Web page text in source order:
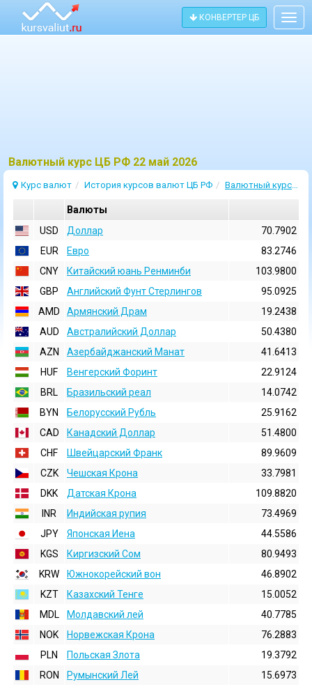
КОНВЕРТЕР ЦБ
Bалютный курс ЦБ РФ 22 май 2026
Курс валют История курсов валют ЦБ РФ Валютный курс 22 Май 2026
Валюты
USD
Доллар
70.7902
EUR
Евро
83.2746
CNY
Китайский юань Ренминби
103.9800
GBP
Английский Фунт Стерлингов
95.0925
AMD
Армянский Драм
19.2438
AUD
Австралийский Доллар
50.4380
AZN
Азербайджанский Манат
41.6413
HUF
Венгерский Форинт
22.9124
BRL
Бразильский реал
14.0742
BYN
Белорусский Рубль
25.9162
CAD
Канадский Доллар
51.4800
CHF
Швейцарский Франк
89.9609
CZK
Чешская Крона
33.7981
DKK
Датская Крона
109.8820
INR
Индийская pупия
73.4969
JPY
Японская Иена
44.5586
KGS
Киргизский Сом
80.9493
KRW
Южнокорейский вон
46.8902
KZT
Казахский Тенге
15.0052
MDL
Молдавский лей
40.7785
NOK
Норвежская Крона
76.2883
PLN
Польская Злота
19.3792
RON
Румынский Лей
15.6973